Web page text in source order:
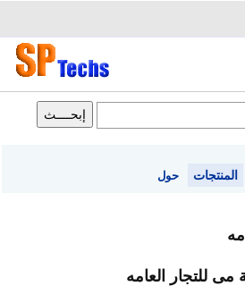
المنتجات حول
للتجار العامه